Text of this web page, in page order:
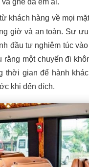
khách hàng về mọi
giờ và an toàn. Sự
đầu tư nghiêm túc
một chuyến đi
thời gian để hành
khi đến đích.